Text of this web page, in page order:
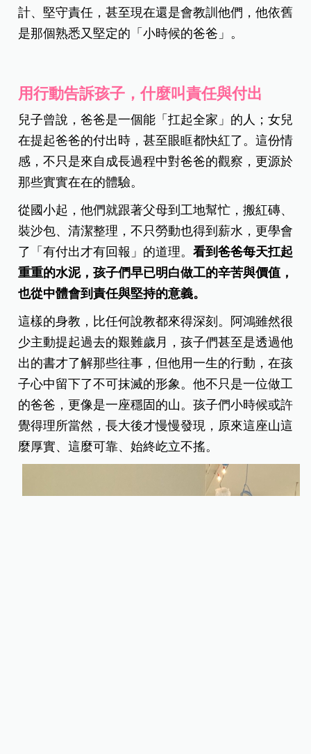
計、堅守責任，甚至現在還是會教訓他們，他依舊
是那個熟悉又堅定的「小時候的爸爸」。
用行動告訴孩子，什麼叫責任與付出
兒子曾說，爸爸是一個能「扛起全家」的人；女兒
在提起爸爸的付出時，甚至眼眶都快紅了。這份情
感，不只是來自成長過程中對爸爸的觀察，更源於
那些實實在在的體驗。
從國小起，他們就跟著父母到工地幫忙，搬紅磚、
裝沙包、清潔整理，不只勞動也得到薪水，更學會
了「有付出才有回報」的道理。看到爸爸每天扛起
重重的水泥，孩子們早已明白做工的辛苦與價值，
也從中體會到責任與堅持的意義。
這樣的身教，比任何說教都來得深刻。阿鴻雖然很
少主動提起過去的艱難歲月，孩子們甚至是透過他
出的書才了解那些往事，但他用一生的行動，在孩
子心中留下了不可抹滅的形象。他不只是一位做工
的爸爸，更像是一座穩固的山。孩子們小時候或許
覺得理所當然，長大後才慢慢發現，原來這座山這
麼厚實、這麼可靠、始終屹立不搖。